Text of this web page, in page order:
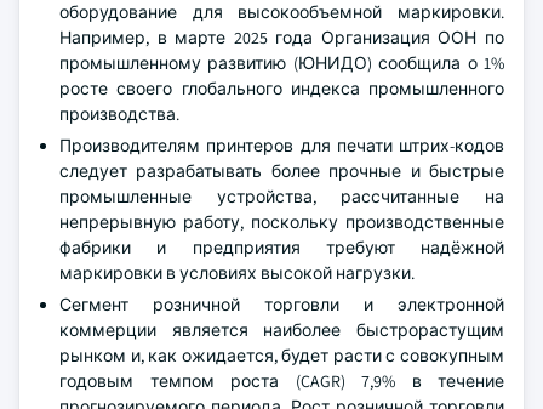
оборудование для высокообъемной маркировки.
Например, в марте 2025 года Организация ООН по
промышленному развитию (ЮНИДО) сообщила о 1%
росте своего глобального индекса промышленного
производства.
Производителям принтеров для печати штрих-кодов
следует разрабатывать более прочные и быстрые
промышленные устройства, рассчитанные на
непрерывную работу, поскольку производственные
фабрики и предприятия требуют надёжной
маркировки в условиях высокой нагрузки.
Сегмент розничной торговли и электронной
коммерции является наиболее быстрорастущим
рынком и, как ожидается, будет расти с совокупным
годовым темпом роста (CAGR) 7,9% в течение